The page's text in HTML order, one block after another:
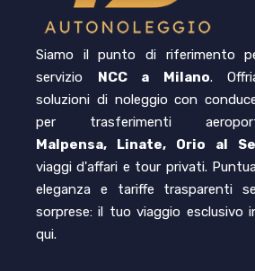
Siamo il punto di riferimento
servizio NCC a Milano.
soluzioni di noleggio con
per trasferimenti
Malpensa, Linate, Orio al
viaggi d'affari e tour privati.
eleganza e tariffe trasparenti
sorprese: il tuo viaggio esclusivo
qui.